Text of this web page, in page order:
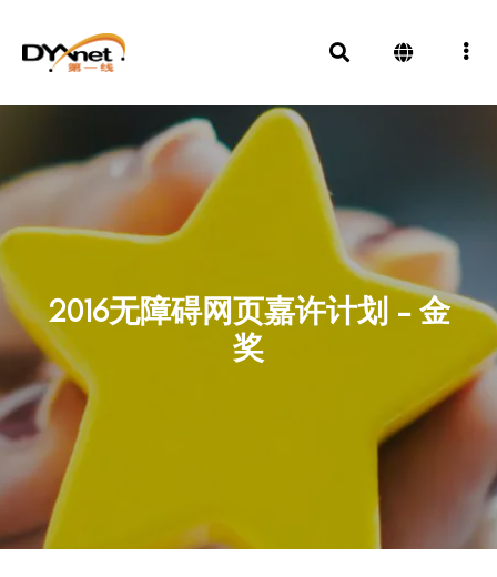
2016无障碍网页嘉许计划 – 金
奖
奖项及殊荣
2016